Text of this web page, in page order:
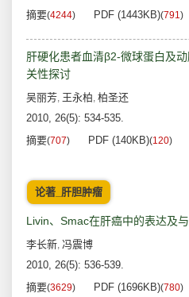
摘要(4244) PDF (1443KB)(791)
肝硬化患者血清β2-微球蛋白及
关性探讨
吴丽芳, 王永柏, 柏圣还
2010, 26(5): 534-535.
摘要(707) PDF (140KB)(120)
论著_肝胆肿瘤
Livin、Smac在肝癌中的表达及
李长新, 冯震博
2010, 26(5): 536-539.
摘要(3629) PDF (1696KB)(780)